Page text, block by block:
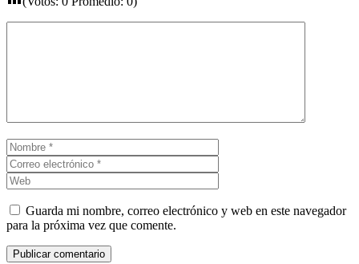
Nombre
electrónico
Guarda mi nombre, correo electrónico y web en este navegador
para la próxima vez que comente.